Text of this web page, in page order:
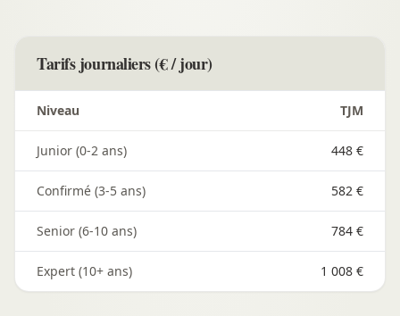
Tarifs journaliers (€ / jour)
Niveau TJM
Junior (0-2 ans) 448 €
Confirmé (3-5 ans) 582 €
Senior (6-10 ans) 784 €
Expert (10+ ans) 1 008 €